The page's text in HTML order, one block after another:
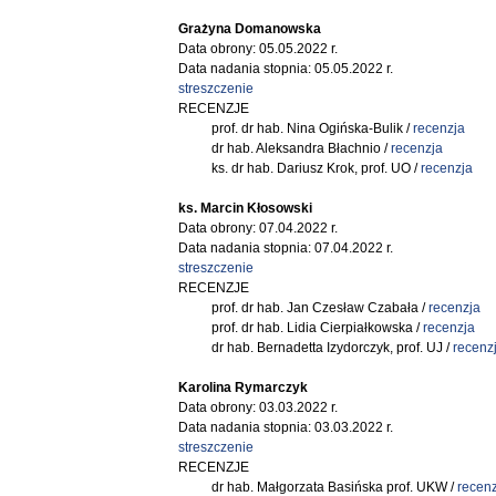
Grażyna Domanowska
Data obrony: 05.05.2022 r.
Data nadania stopnia: 05.05.2022 r.
streszczenie
RECENZJE
prof. dr hab. Nina Ogińska-Bulik /recenzja
dr hab. Aleksandra Błachnio /recenzja
ks. dr hab. Dariusz Krok, prof. UO /recenzja
ks. Marcin Kłosowski
Data obrony: 07.04.2022 r.
Data nadania stopnia: 07.04.2022 r.
streszczenie
RECENZJE
prof. dr hab. Jan Czesław Czabała /recenzja
prof. dr hab. Lidia Cierpiałkowska /recenzja
dr hab. Bernadetta Izydorczyk, prof. UJ /
Karolina Rymarczyk
Data obrony: 03.03.2022 r.
Data nadania stopnia: 03.03.2022 r.
streszczenie
RECENZJE
dr hab. Małgorzata Basińska prof. UKW /